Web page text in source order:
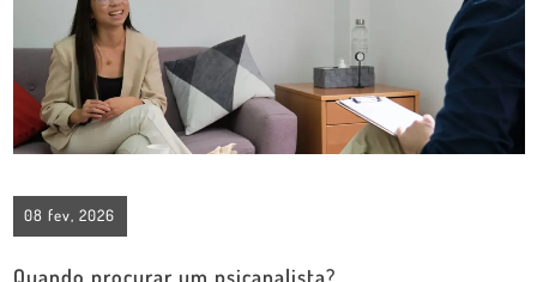
08 fev, 2026
Quando procurar um psicanalista?